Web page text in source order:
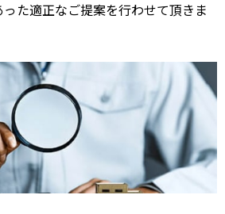
新浦安 28分 1300.00㎡ 130万円 2021
浦安(千葉) 11分 390.00㎡ 110万円 2021
舞浜 9分 140万円
新浦安 16分 310.00㎡ 140万円
た適正なご提案を行わせて頂きま